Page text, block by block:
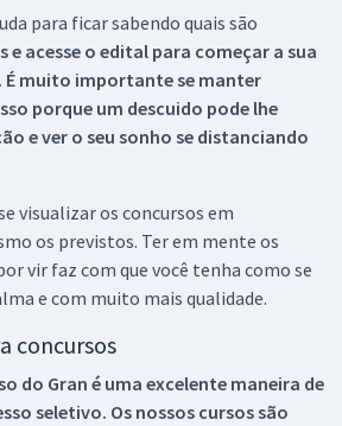
para ficar sabendo quais são
e acesse o edital para começar a sua
muito importante se manter
porque um descuido pode lhe
e ver o seu sonho se distanciando
visualizar os concursos em
os previstos. Ter em mente os
vir faz com que você tenha como se
e com muito mais qualidade.
concursos
do Gran é uma excelente maneira de
seletivo. Os nossos cursos são